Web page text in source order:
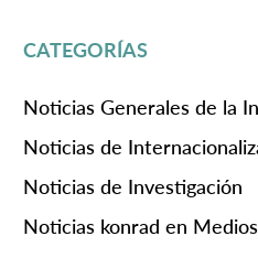
CATEGORÍAS
Noticias Generales de la
Noticias de
Noticias de Investigación
Noticias konrad en Medios